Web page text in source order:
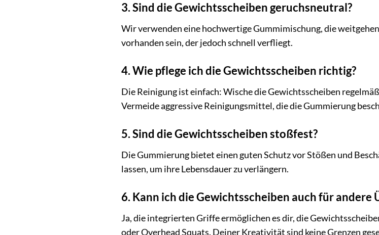
3. Sind die Gewichtsscheiben geruchsneutral?
Wir verwenden eine hochwertige Gummimischung, die
vorhanden sein, der jedoch schnell verfliegt.
4. Wie pflege ich die Gewichtsscheiben richtig?
Die Reinigung ist einfach: Wische die Gewichtsscheiben
Vermeide aggressive Reinigungsmittel, die die Gummierung
5. Sind die Gewichtsscheiben stoßfest?
Die Gummierung bietet einen guten Schutz vor Stößen und
lassen, um ihre Lebensdauer zu verlängern.
6. Kann ich die Gewichtsscheiben auch für andere
Ja, die integrierten Griffe ermöglichen es dir, die
oder Overhead Squats. Deiner Kreativität sind keine Grenzen